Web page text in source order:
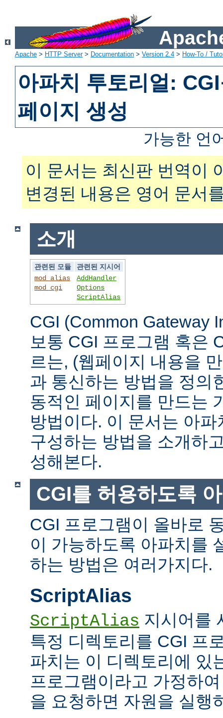
Apache > HTTP Server> Documentation > Version 2.4 > How-To /
아파치 투토리얼:
페이지 생성
가능한 언
이 문서는 최신판 번역이
변경된 내용은 영어 문서
소개
관련된 모듈
관련된 지시어
mod_alias
mod_cgi
AddHandler
Options
ScriptAlias
CGI (Common Gateway
보통 CGI 프로그램 혹은
르는, (웹페이지 내용을
과 통신하는 방법을 정의
동적인 페이지를 만드는
방법이다. 이 문서는 아
구성하는 방법을 소개하
성해본다.
CGI를 허용하도록
CGI 프로그램이 올바로
이 가능하도록 아파치를
하는 방법은 여러가지다.
ScriptAlias
ScriptAlias 지시어를
특정 디렉토리를 CGI 프
파치는 이 디렉토리에 있
프로그램이라고 가정하
을 요청하면 자원을 실행